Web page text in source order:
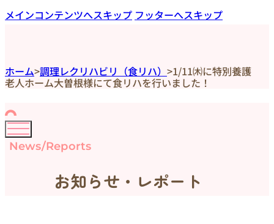
メインコンテンツへスキップ フッターへスキップ
ホーム>調理レクリハビリ（食リハ） >1/11㈭に特別養護
老人ホーム大曽根様にて食リハを行いました！
News/Reports
お知らせ・レポート